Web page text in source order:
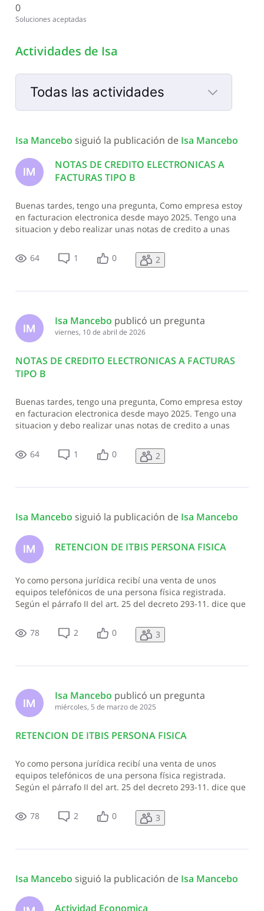
0
Soluciones aceptadas
Actividades de Isa
Todas las actividades
Selected
Todas
las
actividades
Isa Mancebo siguió la publicación de Isa Mancebo
IM
NOTAS DE CREDITO ELECTRONICAS A
FACTURAS TIPO B
Buenas tardes, tengo una pregunta, Como empresa estoy
en facturacion electronica desde mayo 2025. Tengo una
situacion y debo realizar unas notas de credito a unas
dice que las notras de credito tipo E no pueden afectar
facturas tipo B, quiero
64 1 0 2
IM
Isa Mancebo publicó un pregunta
viernes, 10 de abril de 2026
NOTAS DE CREDITO ELECTRONICAS A FACTURAS
TIPO B
Buenas tardes, tengo una pregunta, Como empresa estoy
en facturacion electronica desde mayo 2025. Tengo una
situacion y debo realizar unas notas de credito a unas
dice que las notras de credito tipo E no pueden afectar
facturas tipo B, quiero
64 1 0 2
Isa Mancebo siguió la publicación de Isa Mancebo
IM RETENCION DE ITBIS PERSONA FISICA
Yo como persona jurídica recibí una venta de unos
equipos telefónicos de una persona física registrada.
Según el párrafo II del art. 25 del decreto 293-11. dice que
persona física yo le debo retener el itbis. Según ese
párrafo estoy en lo correcto, l
78 2 0 3
IM
Isa Mancebo publicó un pregunta
miércoles, 5 de marzo de 2025
RETENCION DE ITBIS PERSONA FISICA
Yo como persona jurídica recibí una venta de unos
equipos telefónicos de una persona física registrada.
Según el párrafo II del art. 25 del decreto 293-11. dice que
persona física yo le debo retener el itbis. Según ese
párrafo estoy en lo correcto, l
78 2 0 3
Isa Mancebo siguió la publicación de Isa Mancebo
Actividad Economica